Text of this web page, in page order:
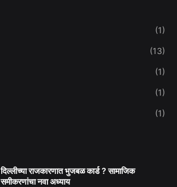
(1)
(13)
(1)
(1)
(1)
दिल्लीच्या राजकारणात भुजबळ कार्ड ? सामाजिक
समीकरणांचा नवा अध्याय